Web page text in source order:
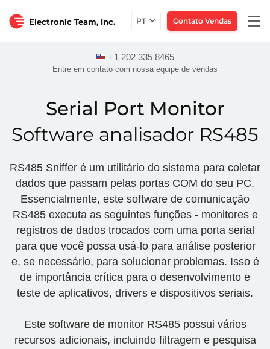
Electronic Team, Inc. PT Contato Vendas
+1 202 335 8465
Entre em contato com nossa equipe de vendas
Serial Port Monitor
Software analisador RS485
RS485 Sniffer é um utilitário do sistema para coletar
dados que passam pelas portas COM do seu PC.
Essencialmente, este software de comunicação
RS485 executa as seguintes funções - monitores e
registros de dados trocados com uma porta serial
para que você possa usá-lo para análise posterior
e, se necessário, para solucionar problemas. Isso é
de importância crítica para o desenvolvimento e
teste de aplicativos, drivers e dispositivos seriais.
Este software de monitor RS485 possui vários
recursos adicionais, incluindo filtragem e pesquisa